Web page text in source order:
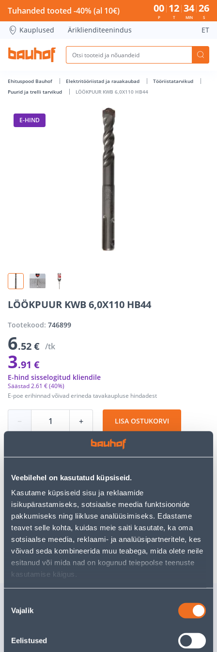
Veebilehel on kasutatud küpsiseid.
Kasutame küpsiseid sisu ja reklaamide
isikupärastamiseks, sotsiaalse meedia funktsioonide
pakkumiseks ning liikluse analüüsimiseks. Edastame
teavet selle kohta, kuidas meie saiti kasutate, ka oma
sotsiaalse meedia, reklaami- ja analüüsipartneritele, kes
võivad seda kombineerida muu teabega, mida olete neile
esitanud või mida nad on kogunud teiepoolse teenuste
kasutamise käigus.
valik
Vajalik
Eelistused
LÖÖKPUUR KWB 6,0X110 HB44 - Bauhof has loaded
Tuhanded tooted -40% (al 10€) 00
P
12
T
34
MIN
26
S
Kauplused Äriklienditeenindus ET
Ehituspood Bauhof Elektritööriistad ja rauakaubad
Tööriistatarvikud
Puurid ja trelli tarvikud
LÖÖKPUUR KWB 6,0X110 HB44
E-HIND
LÖÖKPUUR KWB 6,0X110 HB44
Tootekood: 746899
6.52 € /tk
3.91 €
E-poe erihinnad võivad erineda tavakaupluse hindadest
Säästad2.61 €(40%)
E-hind sisselogitud kliendile
− + LISA OSTUKORVI
Vaata saadavust
Eeldatav kojuvedu 3,69 € al. 2-5 tööpäeva
Tarne pakiautomaati al. 2,29 € al. 2-5 tööpäeva
Poest kätte, alates 10.08.2026
2.26 €